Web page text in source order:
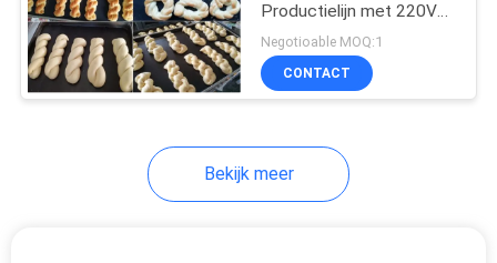
Productielijn met 220V
Spanning en Aanpasbare
Opties
Negotioable MOQ:1
CONTACT
Bekijk meer